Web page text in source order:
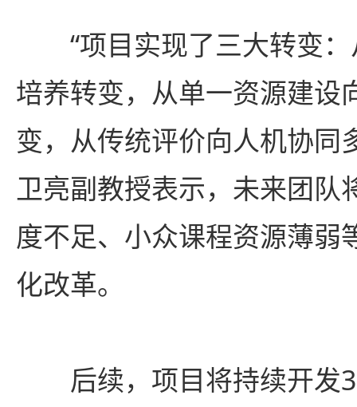
“项目实现了三大转变
培养转变，从单一资源建设
变，从传统评价向人机协同
卫亮副教授表示，未来团队
度不足、小众课程资源薄弱
化改革。
后续，项目将持续开